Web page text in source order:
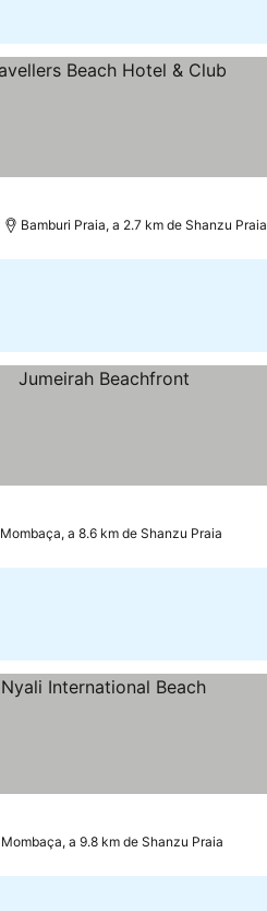
Bamburi Praia, a 2.7 km de Shanzu Praia
Mombaça, a 8.6 km de Shanzu Praia
Mombaça, a 9.8 km de Shanzu Praia